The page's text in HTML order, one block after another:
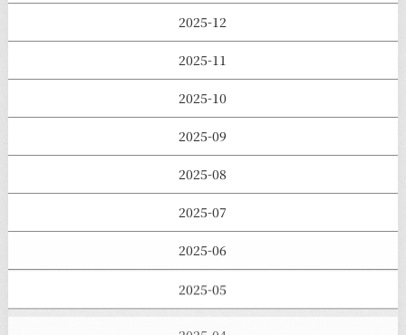
2025-12
2025-11
2025-10
2025-09
2025-08
2025-07
2025-06
2025-05